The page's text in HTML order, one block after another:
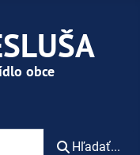
Hľadať...